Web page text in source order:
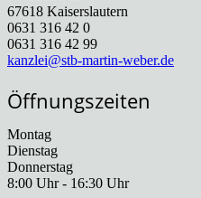
67618 Kaiserslautern
0631 316 42 0
0631 316 42 99
kanzlei@stb-martin-weber.de
Öffnungszeiten
Montag
Dienstag
Donnerstag
8:00 Uhr - 16:30 Uhr